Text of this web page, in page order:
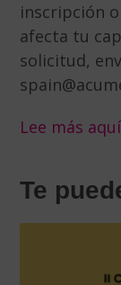
inscripción
afecta tu
solicitud,
Lee más aquí
Te